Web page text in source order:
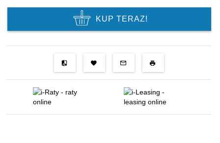
KUP TERAZ!